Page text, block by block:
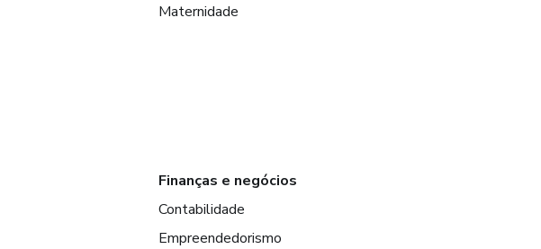
Maternidade
Finanças e negócios
Contabilidade
Empreendedorismo